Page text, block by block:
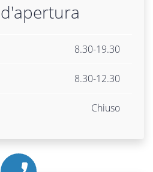
8.30-19.30
8.30-12.30
Chiuso